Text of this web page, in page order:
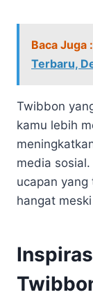
Baca Juga :
Terbaru,
Twibbon
kamu lebih
media
ucapan
hangat